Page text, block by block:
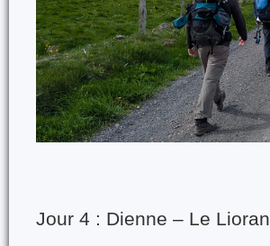
Jour 4 : Dienne – Le Lioran